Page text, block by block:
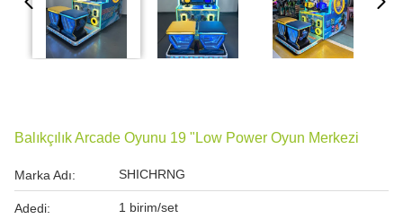
Balıkçılık Arcade Oyunu 19 "Low Power Oyun Merkezi
Marka Adı: SHICHRNG
Adedi: 1 birim/set